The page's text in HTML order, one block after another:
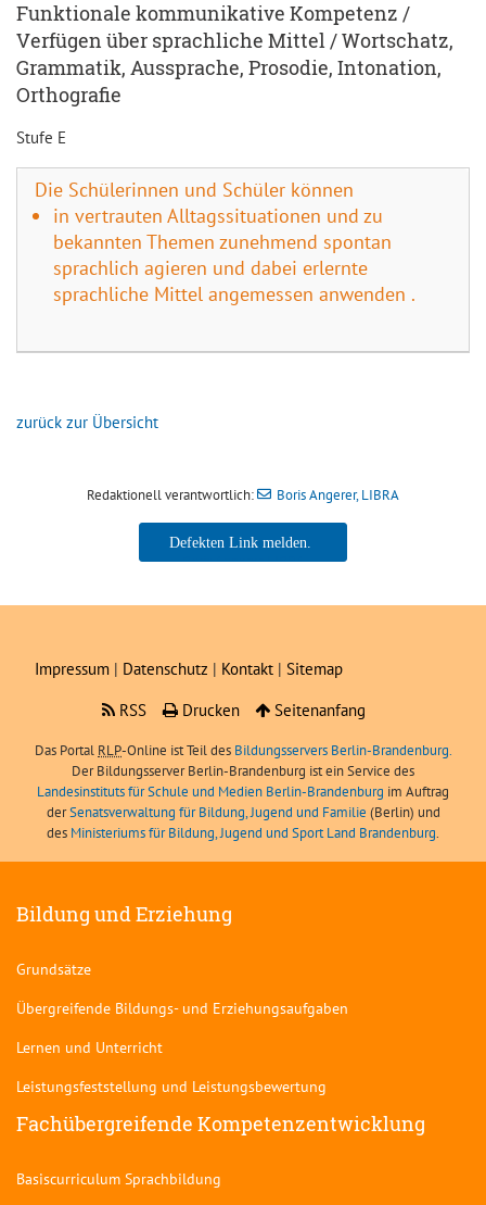
Funktionale kommunikative Kompetenz /
Verfügen über sprachliche Mittel / Wortschatz,
Grammatik, Aussprache, Prosodie, Intonation,
Orthografie
Stufe E
Die Schülerinnen und Schüler können
in vertrauten Alltagssituationen und zu
bekannten Themen zunehmend spontan
sprachlich agieren und dabei erlernte
sprachliche Mittel angemessen anwenden .
zurück zur Übersicht
Redaktionell verantwortlich: Boris Angerer, LIBRA
Boris Angerer, LIBRA
Impressum | Datenschutz | Kontakt | Sitemap
RSS
Drucken Seitenanfang
Das Portal RLP-Online ist Teil des Bildungsservers Berlin-Brandenburg.
Der Bildungsserver Berlin-Brandenburg ist ein Service des
Landesinstituts für Schule und Medien Berlin-Brandenburg im Auftrag
derSenatsverwaltung für Bildung, Jugend und Familie (Berlin) und
des Ministeriums für Bildung, Jugend und Sport Land Brandenburg.
Bildung und Erziehung
Grundsätze
Übergreifende Bildungs- und Erziehungsaufgaben
Lernen und Unterricht
Leistungsfeststellung und Leistungsbewertung
Fachübergreifende Kompetenzentwicklung
Basiscurriculum Sprachbildung